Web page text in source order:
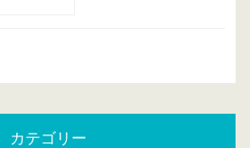
カテゴリー